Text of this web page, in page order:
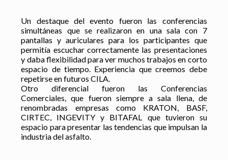
Un destaque del evento fueron las conferencias
simultáneas que se realizaron en una sala con 7
pantallas y auriculares para los participantes que
permitía escuchar correctamente las presentaciones
y daba flexibilidad para ver muchos trabajos en corto
espacio de tiempo. Experiencia que creemos debe
repetirse en futuros CILA.
Otro diferencial fueron las Conferencias
Comerciales, que fueron siempre a sala llena, de
renombradas empresas como KRATON, BASF,
CIRTEC, INGEVITY y BITAFAL que tuvieron su
espacio para presentar las tendencias que impulsan la
industria del asfalto.